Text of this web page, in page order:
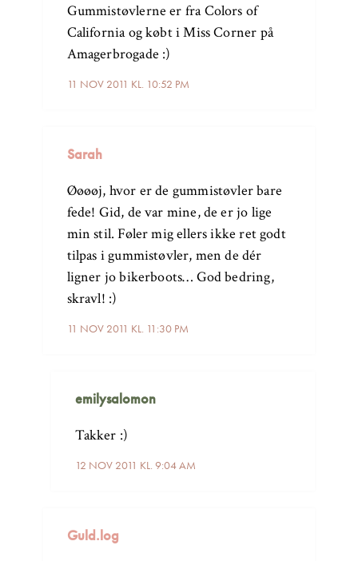
11 NOV 2011 KL. 10:52 PM
Gummistøvlerne er fra Colors of
California og købt i Miss Corner på
Amagerbrogade :)
Sarah
11 NOV 2011 KL. 11:30 PM
Øøøøj, hvor er de gummistøvler bare
fede! Gid, de var mine, de er jo lige
min stil. Føler mig ellers ikke ret godt
tilpas i gummistøvler, men de dér
ligner jo bikerboots… God bedring,
skravl! :)
emilysalomon
12 NOV 2011 KL. 9:04 AM
Takker :)
Guld.log